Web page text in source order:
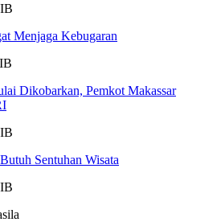
Menjaga Kebugaran
Dikobarkan, Pemkot Makassar
Sentuhan Wisata